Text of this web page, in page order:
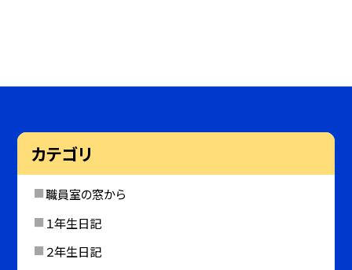
カテゴリ
職員室の窓から
１年生日記
２年生日記